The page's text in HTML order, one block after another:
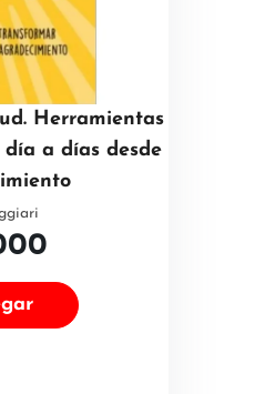
Herramientas
a días desde